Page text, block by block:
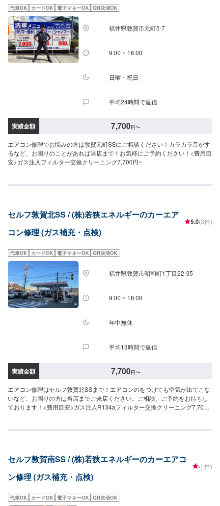
代車OK カードOK 電子マネーOK QR決済OK
福井県敦賀市元町5-7
9:00 ~ 18:00
日曜・祝日
平均24時間で返信
実績金額 7,700円〜
エアコン修理でお悩みの方は敦賀元町SSにご相談ください！カラカラ音がす
るなど、お困りのことがあれば当店まで！お気軽にご予約ください！<費用目
安>ガス注入フィルター交換クリーニング7,700円~
セルフ敦賀北SS / (株)若狭エネルギーのカーエア
コン修理 (ガス補充・点検)
5.0(3件)
代車OK カードOK 電子マネーOK QR決済OK
福井県敦賀市昭和町1丁目22-35
9:00 ~ 18:00
年中無休
平均13時間で返信
実績金額 7,700円〜
エアコン修理はセルフ敦賀北SSまで！エアコンのをつけても空気が出てこな
いなど、お困りの方は当店までご来店ください。ご相談、ご予約をお待ちし
ております！<費用目安>ガス注入R134aフィルター交換クリーニング7,700
セルフ敦賀南SS / (株)若狭エネルギーのカーエアコ
ン修理 (ガス補充・点検)
-(-件)
代車OK カードOK 電子マネーOK QR決済OK